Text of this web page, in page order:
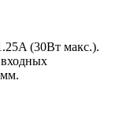
(30Вт макс.).